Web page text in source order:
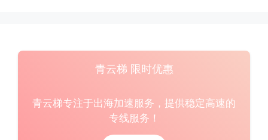
青云梯 限时优惠
青云梯专注于出海加速服务，提供稳定高速的
专线服务！